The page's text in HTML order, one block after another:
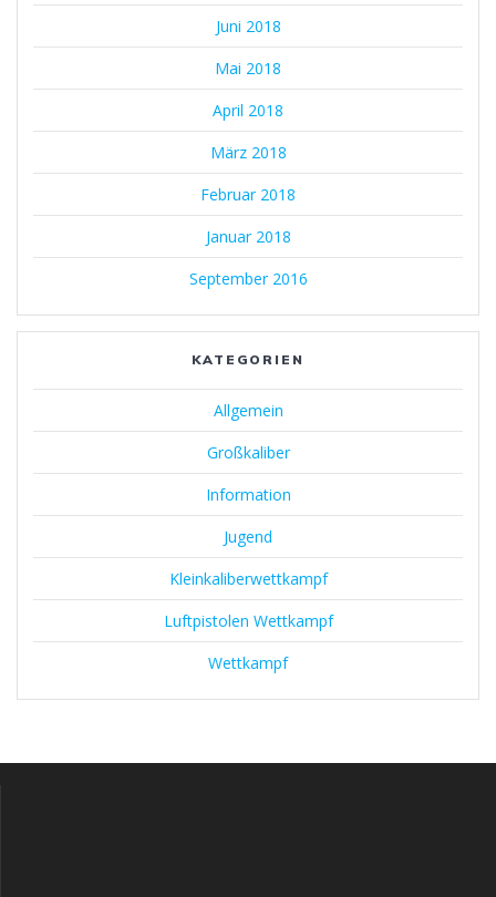
Juni 2018
Mai 2018
April 2018
März 2018
Februar 2018
Januar 2018
September 2016
KATEGORIEN
Allgemein
Großkaliber
Information
Jugend
Kleinkaliberwettkampf
Luftpistolen Wettkampf
Wettkampf